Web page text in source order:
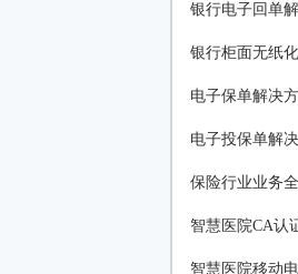
银行电子回单
银行柜面无纸
电子保单解决
电子投保单解
智慧医院CA认